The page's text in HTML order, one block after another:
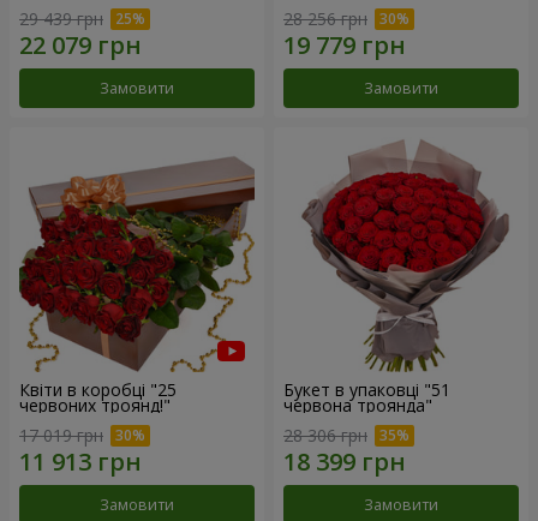
29 439 грн
Замовити
28 256 грн
Замовити
Квіти в коробці "25
червоних троянд!"
17 019 грн
Замовити
Букет в упаковці "51
червона троянда"
28 306 грн
Замовити